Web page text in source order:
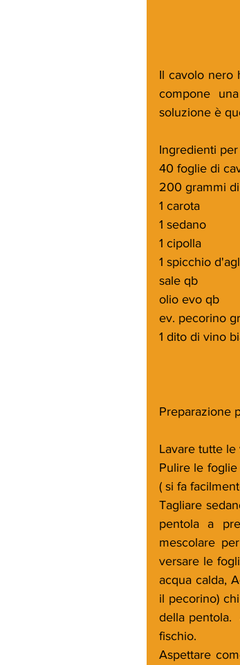
Il cavolo nero
compone
soluzione è
Ingredienti
40 foglie di
200 grammi
1 carota
1 sedano
1 cipolla
1 spicchio
sale qb
olio evo qb
ev. pecorino
1 dito di vino
Preparazione
Lavare tutte
Pulire le
( si fa
Tagliare
pentola a
mescolare
versare le
acqua calda,
il pecorino)
della pentola.
fischio.
Aspettare